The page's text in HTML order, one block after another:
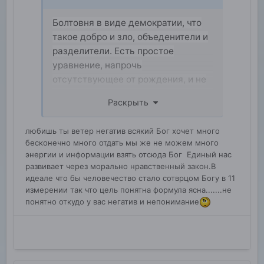
Болтовня в виде демократии, что
такое добро и зло, объеденители и
разделители. Есть простое
уравнение, напрочь
отсутствующее от рождения, и не
зависнет быть или не быть я к
человечества нет внешнего врага
из глубокого космоса, возможно,
для того, чтобы спокойно
выполнять свою основную миссию
человечества — это жить для друг
друга, для созидания не только
Раскрыть
любишь ты ветер негатив всякий Бог хочет много
бесконечно много отдать мы же не можем много
энергии и информации взять отсюда Бог Единый нас
развивает через морально нравственный закон.В
идеале что бы человечество стало сотврцом Богу в 11
измерении так что цель понятна формула ясна.......не
понятно откудо у вас негатив и непонимание